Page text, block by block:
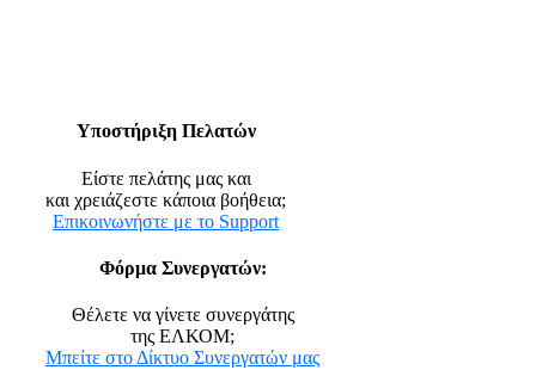
Υποστήριξη Πελατών
Είστε πελάτης μας και
και χρειάζεστε κάποια βοήθεια;
Επικοινωνήστε με το Support
Φόρμα Συνεργατών:
Θέλετε να γίνετε συνεργάτης
της ΕΛΚΟΜ;
Μπείτε στο Δίκτυο Συνεργατών μας